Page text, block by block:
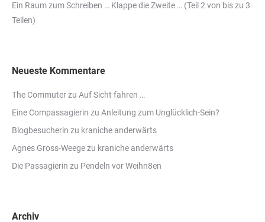
Ein Raum zum Schreiben … Klappe die Zweite … (Teil 2 von bis zu 3
Teilen)
Neueste Kommentare
The Commuterzu Auf Sicht fahren …
Eine Compassagierin zu Anleitung zum Unglücklich-Sein?
Blogbesucherin zu kraniche anderwärts
Agnes Gross-Weegezu kraniche anderwärts
Die Passagierin zu Pendeln vor Weihn8en
Archiv